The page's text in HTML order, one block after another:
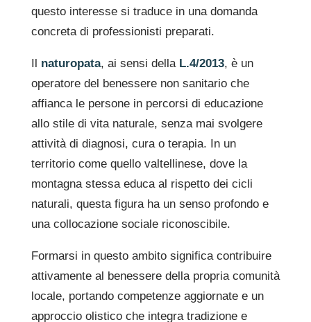
questo interesse si traduce in una domanda
concreta di professionisti preparati.
naturopata, ai sensi della L.4/2013, è un
operatore del benessere non sanitario che
affianca le persone in percorsi di educazione
allo stile di vita naturale, senza mai svolgere
attività di diagnosi, cura o terapia. In un
territorio come quello valtellinese, dove la
montagna stessa educa al rispetto dei cicli
naturali, questa figura ha un senso profondo e
una collocazione sociale riconoscibile.
Formarsi in questo ambito significa contribuire
attivamente al benessere della propria comunità
locale, portando competenze aggiornate e un
approccio olistico che integra tradizione e